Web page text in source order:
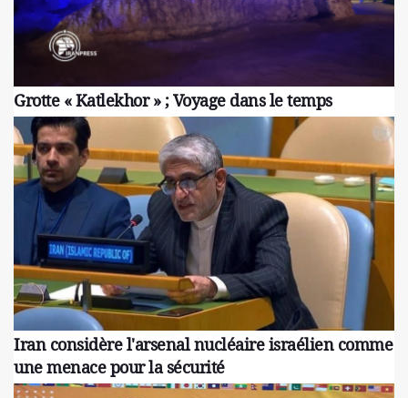
Grotte « Katlekhor » ; Voyage dans le temps
Iran considère l'arsenal nucléaire israélien comme
une menace pour la sécurité